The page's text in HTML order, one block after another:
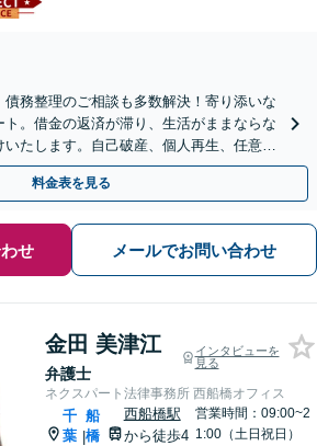
債務整理のご相談も多数解決！寄り添いな
。借金の返済が滞り、生活がままならな
たします。自己破産、個人再生、任意整
考えましょう【分割払い可】
料金表を見る
せ メールでお問い合わせ
金田 美津江
弁護士
インタビューを
見る
ネクスパート法律事務所 西船橋オフィス
千
葉 |
船
橋
西船橋駅
から徒歩4
営業時間：09:00~2
1:00（土日祝日）